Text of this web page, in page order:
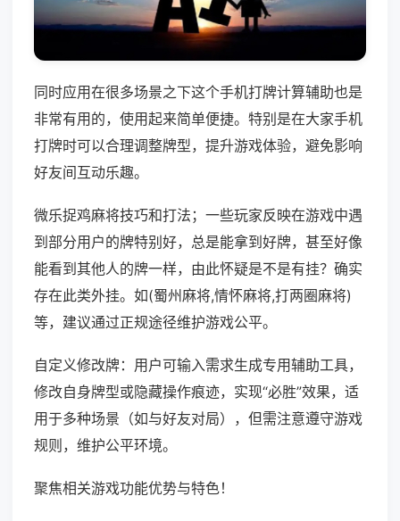
同时应用在很多场景之下这个手机打牌计算辅助也是
非常有用的，使用起来简单便捷。特别是在大家手机
打牌时可以合理调整牌型，提升游戏体验，避免影响
好友间互动乐趣。
微乐捉鸡麻将技巧和打法；一些玩家反映在游戏中遇
到部分用户的牌特别好，总是能拿到好牌，甚至好像
能看到其他人的牌一样，由此怀疑是不是有挂？确实
存在此类外挂。如(蜀州麻将,情怀麻将,打两圈麻将)
等，建议通过正规途径维护游戏公平。
自定义修改牌：用户可输入需求生成专用辅助工具，
修改自身牌型或隐藏操作痕迹，实现“必胜”效果，适
用于多种场景（如与好友对局），但需注意遵守游戏
规则，维护公平环境。
聚焦相关游戏功能优势与特色！